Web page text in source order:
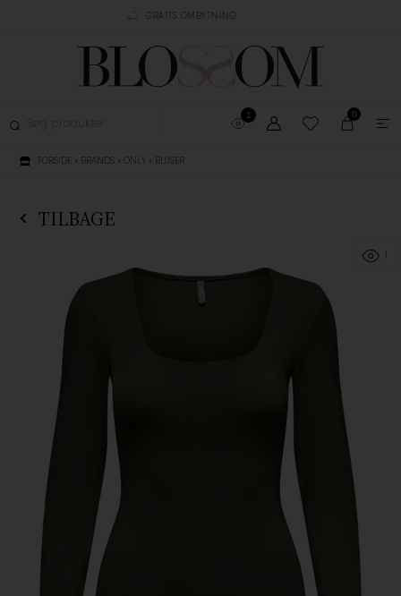
GRATIS OMBYTNING
1 0
FORSIDE » BRANDS » ONLY » BLUSER
TILBAGE
1